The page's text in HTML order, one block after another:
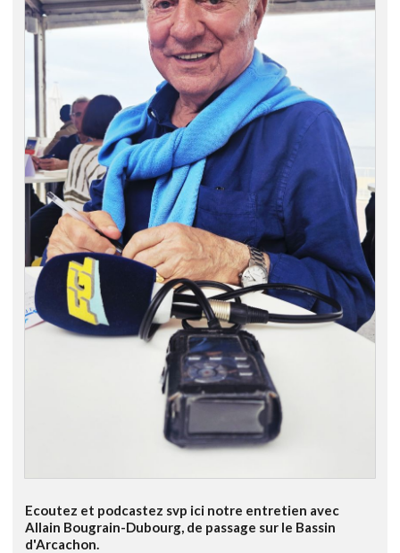
Ecoutez et podcastez svp ici notre entretien avec
Allain Bougrain-Dubourg, de passage sur le Bassin
d'Arcachon.